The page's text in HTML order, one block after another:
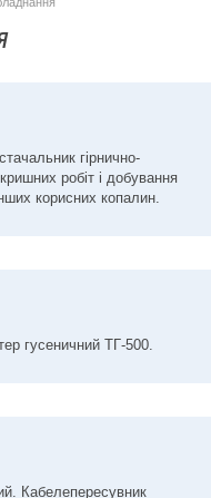
гірнично-
робіт і добування
корисних копалин.
гусеничний ТГ-500.
Кабелепересувник